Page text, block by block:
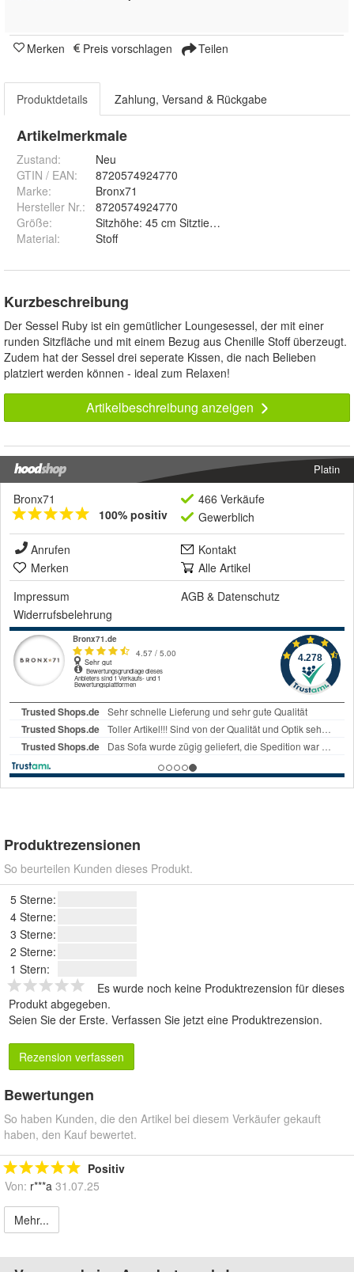
Merken Preis vorschlagen Teilen
Produktdetails Zahlung, Versand & Rückgabe
Artikelmerkmale
Zustand:
Neu
GTIN / EAN:
8720574924770
Marke:
Bronx71
Hersteller Nr.:
8720574924770
Größe:
Sitzhöhe: 45 cm Sitztiefe: 52 cm Sitzbreite: 63 cm
Material: Stoff
Kurzbeschreibung
Der Sessel Ruby ist ein gemütlicher Loungesessel, der mit einer
runden Sitzfläche und mit einem Bezug aus Chenille Stoff überzeugt.
Zudem hat der Sessel drei seperate Kissen, die nach Belieben
platziert werden können - ideal zum Relaxen!
Artikelbeschreibung anzeigen
Platin
Bronx71
100% positiv
466 Verkäufe
Gewerblich
Anrufen
Kontakt
Merken
Alle Artikel
Impressum
AGB & Datenschutz
Widerrufsbelehrung
Produktrezensionen
So beurteilen Kunden dieses Produkt.
5 Sterne:
4 Sterne:
3 Sterne:
2 Sterne:
1 Stern:
Es wurde noch keine Produktrezension für dieses
Produkt abgegeben.
Seien Sie der Erste. Verfassen Sie jetzt eine Produktrezension.
Rezension verfassen
Bewertungen
So haben Kunden, die den Artikel bei diesem Verkäufer gekauft
haben, den Kauf bewertet.
Positiv
Von: r***a 31.07.25
Mehr...